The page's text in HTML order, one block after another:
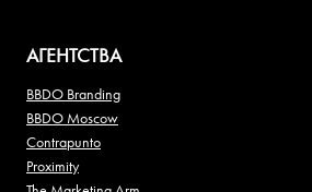
АГЕНТСТВА
BBDO Branding
BBDO Moscow
Contrapunto
Proximity